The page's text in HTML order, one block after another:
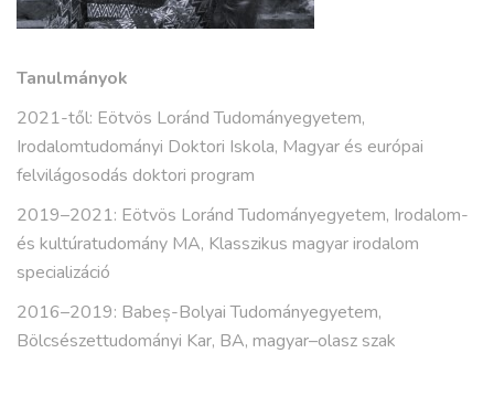
Tanulmányok
2021-től: Eötvös Loránd Tudományegyetem,
Irodalomtudományi Doktori Iskola, Magyar és európai
felvilágosodás doktori program
2019–2021: Eötvös Loránd Tudományegyetem, Irodalom-
és kultúratudomány MA, Klasszikus magyar irodalom
specializáció
2016–2019: Babeș-Bolyai Tudományegyetem,
Bölcsészettudományi Kar, BA, magyar–olasz szak